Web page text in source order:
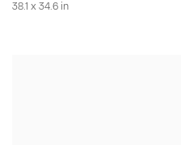
38.1 x 34.6 in